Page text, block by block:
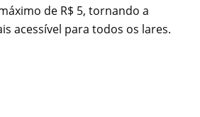
de R$ 5, tornando a
acessível para todos os lares.